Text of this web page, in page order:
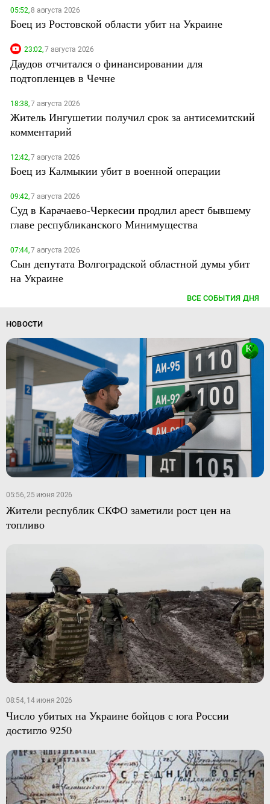
05:52,8 августа 2026
Боец из Ростовской области убит на Украине
23:02,7 августа 2026
Даудов отчитался о финансировании для
подтопленцев в Чечне
18:38,7 августа 2026
Житель Ингушетии получил срок за антисемитский
комментарий
12:42,7 августа 2026
Боец из Калмыкии убит в военной операции
09:42,7 августа 2026
Суд в Карачаево-Черкесии продлил арест бывшему
главе республиканского Минимущества
07:44,7 августа 2026
Сын депутата Волгоградской областной думы убит
на Украине
ВСЕ СОБЫТИЯ ДНЯ
НОВОСТИ
05:56, 25 июня 2026
Жители республик СКФО заметили рост цен на
топливо
08:54, 14 июня 2026
Число убитых на Украине бойцов с юга России
достигло 9250